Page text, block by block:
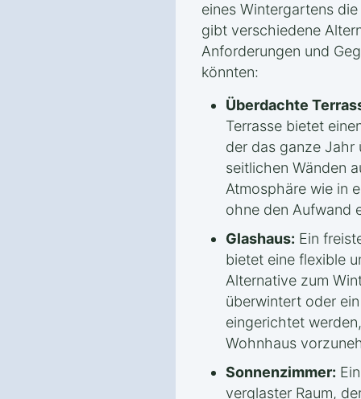
eines Wintergartens
gibt verschiedene
Anforderungen und
könnten:
Überdachte
Terrasse bietet
der das ganze Jahr
seitlichen Wänden
Atmosphäre wie in
ohne den Aufwand
Glashaus: Ein
bietet eine flexible
Alternative zum
überwintert oder
eingerichtet
Wohnhaus
Sonnenzimmer:
verglaster Raum,